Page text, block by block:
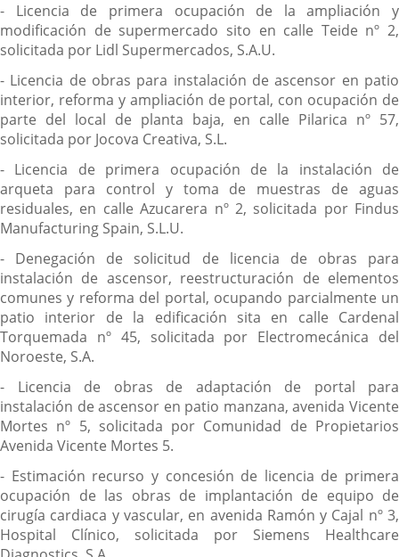
- Licencia de primera ocupación de la ampliación y
modificación de supermercado sito en calle Teide nº 2,
solicitada por Lidl Supermercados, S.A.U.
- Licencia de obras para instalación de ascensor en patio
interior, reforma y ampliación de portal, con ocupación de
parte del local de planta baja, en calle Pilarica nº 57,
solicitada por Jocova Creativa, S.L.
- Licencia de primera ocupación de la instalación de
arqueta para control y toma de muestras de aguas
residuales, en calle Azucarera nº 2, solicitada por Findus
Manufacturing Spain, S.L.U.
- Denegación de solicitud de licencia de obras para
instalación de ascensor, reestructuración de elementos
comunes y reforma del portal, ocupando parcialmente un
patio interior de la edificación sita en calle Cardenal
Torquemada nº 45, solicitada por Electromecánica del
Noroeste, S.A.
- Licencia de obras de adaptación de portal para
instalación de ascensor en patio manzana, avenida Vicente
Mortes nº 5, solicitada por Comunidad de Propietarios
Avenida Vicente Mortes 5.
- Estimación recurso y concesión de licencia de primera
ocupación de las obras de implantación de equipo de
cirugía cardiaca y vascular, en avenida Ramón y Cajal nº 3,
Hospital Clínico, solicitada por Siemens Healthcare